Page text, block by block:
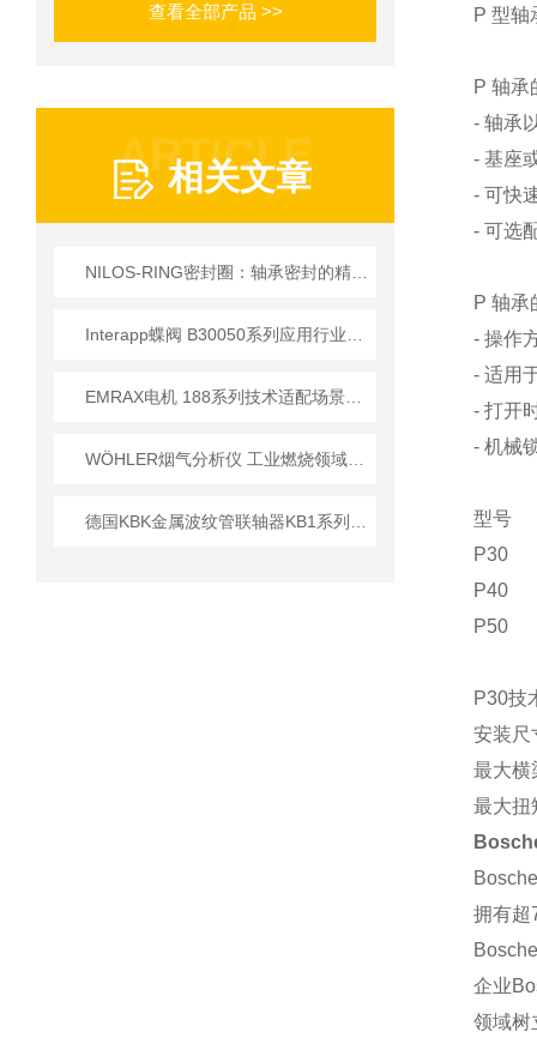
查看全部产品 >>
ARTICLE
相关文章
P 型轴
P 轴
- 轴承
- 基座
- 可快
- 可选
P 轴
- 操作
- 适用
- 打开
- 机械
型号
P30
P40
P50
P30技
安装尺
最大横
最大扭
拥有超
企业
领域树